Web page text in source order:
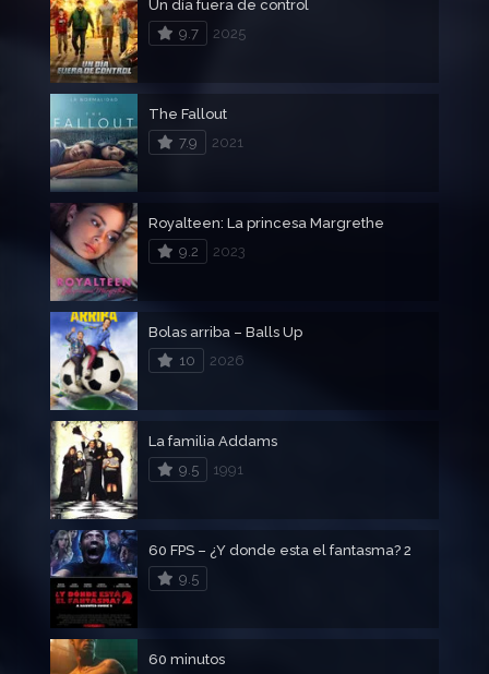
Un día fuera de control
9.7
2025
The Fallout
7.9
2021
Royalteen: La princesa Margrethe
9.2
2023
Bolas arriba – Balls Up
10
2026
La familia Addams
9.5
1991
60 FPS – ¿Y donde esta el fantasma? 2
9.5
60 minutos